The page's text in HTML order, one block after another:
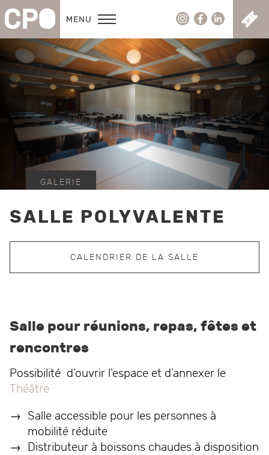
MENU C
GALERIE
SALLE POLYVALENTE
CALENDRIER DE LA SALLE
Salle pour réunions, repas, fêtes et
rencontres
Possibilité d’ouvrir l’espace et d’annexer le
Théâtre
Salle accessible pour les personnes à
mobilité réduite
Distributeur à boissons chaudes à disposition